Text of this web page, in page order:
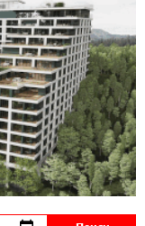
в Гнишике с
на
теперь